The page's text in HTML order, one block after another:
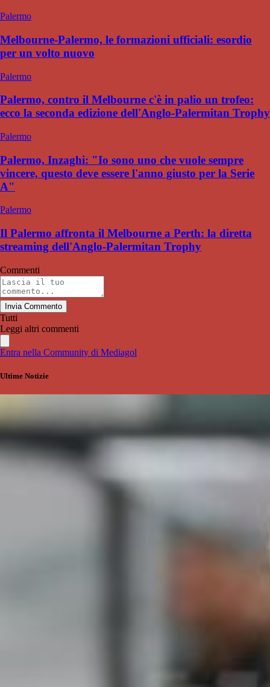
Palermo
Melbourne-Palermo, le formazioni ufficiali: esordio
per un volto nuovo
Palermo
Palermo, contro il Melbourne c'è in palio un trofeo:
ecco la seconda edizione dell'Anglo-Palermitan Trophy
Palermo
Palermo, Inzaghi: "Io sono uno che vuole sempre
vincere, questo deve essere l'anno giusto per la Serie
A"
Palermo
Il Palermo affronta il Melbourne a Perth: la diretta
streaming dell'Anglo-Palermitan Trophy
Commenti
Invia Commento
Tutti
Leggi altri commenti
Entra nella Community di Mediagol
Ultime Notizie